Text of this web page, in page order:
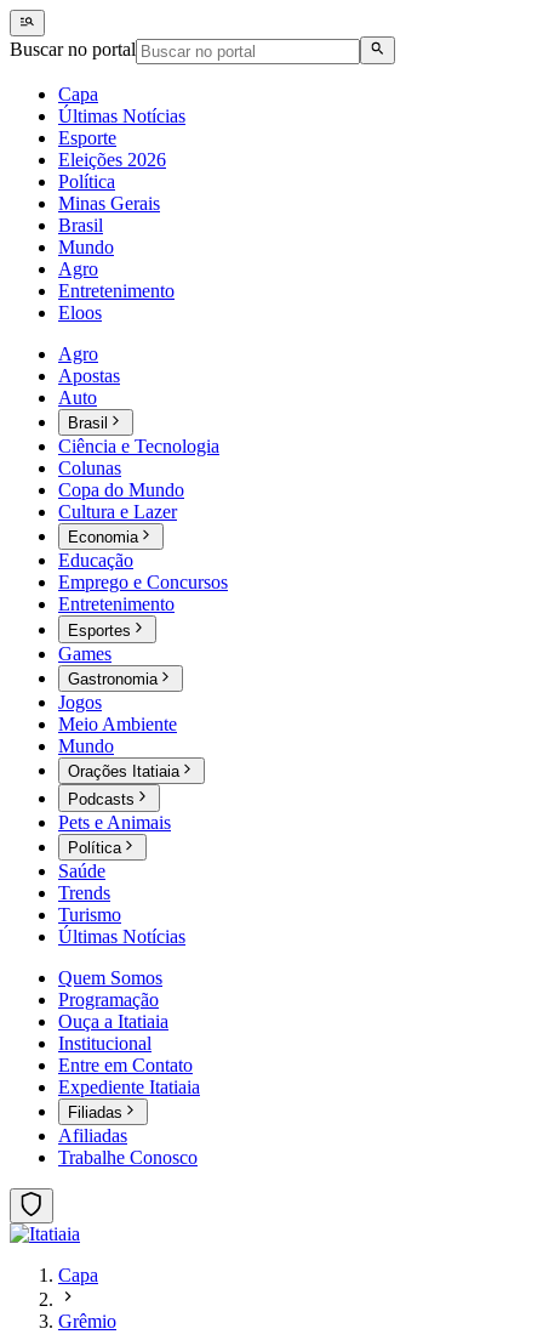
Buscar no portal
Capa
Últimas Notícias
Esporte
Eleições 2026
Política
Minas Gerais
Brasil
Mundo
Agro
Entretenimento
Eloos
Agro
Apostas
Auto
Brasil
Ciência e Tecnologia
Colunas
Copa do Mundo
Cultura e Lazer
Economia
Educação
Emprego e Concursos
Entretenimento
Esportes
Games
Gastronomia
Jogos
Meio Ambiente
Mundo
Orações Itatiaia
Podcasts
Pets e Animais
Política
Saúde
Trends
Turismo
Últimas Notícias
Quem Somos
Programação
Ouça a Itatiaia
Institucional
Entre em Contato
Expediente Itatiaia
Filiadas
Afiliadas
Trabalhe Conosco
Capa
Grêmio